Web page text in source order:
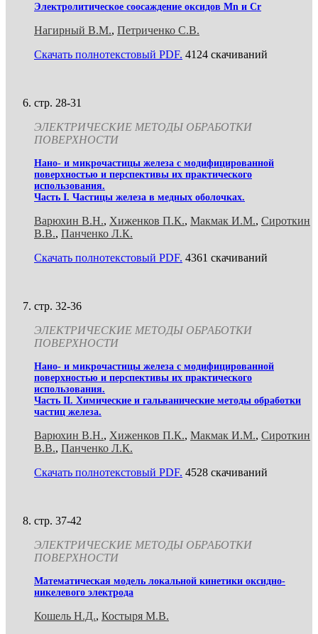
Электролитическое соосаждение оксидов Mn и Cr
Нагирный В.М., Петриченко С.В.
Скачать полнотекстовый PDF. 4124 скачиваний
стр. 28-31
ЭЛЕКТРИЧЕСКИЕ МЕТОДЫ ОБРАБОТКИ
ПОВЕРХНОСТИ
Нано- и микрочастицы железа с модифицированной
поверхностью и перспективы их практического
использования.
Часть I. Частицы железа в медных оболочках.
Варюхин В.Н., Хиженков П.К., Макмак И.М., Сироткин
В.В., Панченко Л.К.
Скачать полнотекстовый PDF. 4361 скачиваний
стр. 32-36
ЭЛЕКТРИЧЕСКИЕ МЕТОДЫ ОБРАБОТКИ
ПОВЕРХНОСТИ
Нано- и микрочастицы железа с модифицированной
поверхностью и перспективы их практического
использования.
Часть II. Химические и гальванические методы обработки
частиц железа.
Варюхин В.Н., Хиженков П.К., Макмак И.М., Сироткин
В.В., Панченко Л.К.
Скачать полнотекстовый PDF. 4528 скачиваний
стр. 37-42
ЭЛЕКТРИЧЕСКИЕ МЕТОДЫ ОБРАБОТКИ
ПОВЕРХНОСТИ
Математическая модель локальной кинетики оксидно-
никелевого электрода
Кошель Н.Д., Костыря М.В.